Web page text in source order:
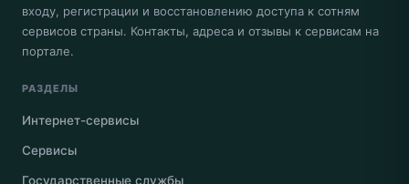
входу, регистрации и восстановлению доступа к сотням
сервисов страны. Контакты, адреса и отзывы к сервисам на
портале.
РАЗДЕЛЫ
Интернет-сервисы
Сервисы
Государственные службы